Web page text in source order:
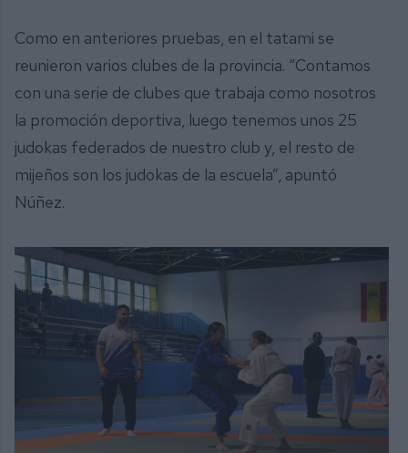
Como en anteriores pruebas, en el tatami se
reunieron varios clubes de la provincia. “Contamos
con una serie de clubes que trabaja como nosotros
la promoción deportiva, luego tenemos unos 25
judokas federados de nuestro club y, el resto de
mijeños son los judokas de la escuela”, apuntó
Núñez.